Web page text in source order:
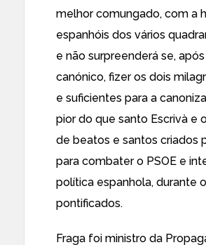
melhor comungado, com a
espanhóis dos vários
e não surpreenderá se,
canónico, fizer os dois
e suficientes para a
pior do que santo Escrivà e
de beatos e santos criados
para combater o PSOE e
política espanhola, durante
pontificados.
Fraga foi ministro da